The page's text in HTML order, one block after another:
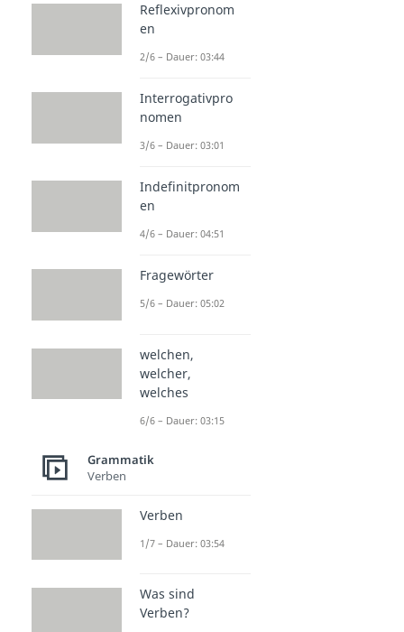
Reflexivpronom
en
2/6 – Dauer: 03:44
Interrogativpro
nomen
3/6 – Dauer: 03:01
Indefinitpronom
en
4/6 – Dauer: 04:51
Fragewörter
5/6 – Dauer: 05:02
welchen,
welcher,
welches
6/6 – Dauer: 03:15
Grammatik
Verben
Verben
1/7 – Dauer: 03:54
Was sind
Verben?